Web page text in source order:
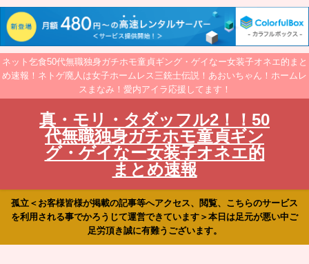
ネット乞食50代無職独身ガチホモ童貞ギング・ゲイなー女装子オネエ的まと
め速報！ネトゲ廃人は女子ホームレス三銃士伝説！あおいちゃん！ホームレ
スまなみ！愛内アイラ応援してます！
真・モリ・タダッフル2！！50
代無職独身ガチホモ童貞ギン
グ・ゲイなー女装子オネエ的
まとめ速報
孤立＜お客様皆様が掲載の記事等へアクセス、閲覧、こちらのサービス
を利用される事でかろうじて運営できています＞本日は足元が悪い中ご
足労頂き誠に有難うございます。